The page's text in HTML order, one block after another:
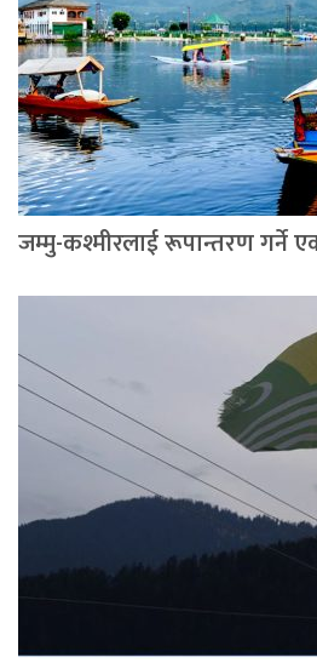
जम्मु-कश्मीरलाई रूपान्तरण गर्ने